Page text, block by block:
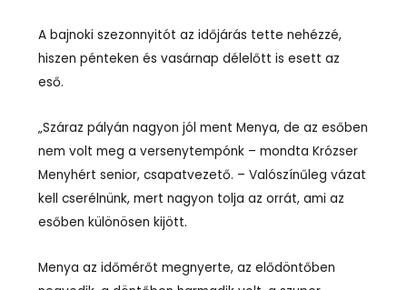
A bajnoki szezonnyitót az időjárás tette nehézzé,
hiszen pénteken és vasárnap délelőtt is esett az
eső.
„Száraz pályán nagyon jól ment Menya, de az esőben
nem volt meg a versenytempónk – mondta Krózser
Menyhért senior, csapatvezető. – Valószínűleg vázat
kell cserélnünk, mert nagyon tolja az orrát, ami az
esőben különösen kijött.
Menya az időmérőt megnyerte, az elődöntőben